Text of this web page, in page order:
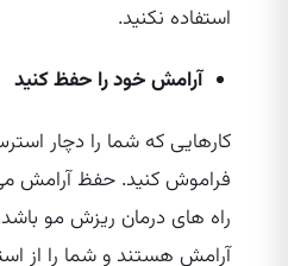
استفاده نکنید.
آرامش خود را حفظ کنید
کارهایی که شما را دچار
فراموش کنید. حفظ آرامش می‌
راه‌ های درمان ریزش مو
آرامش هستند و شما را از